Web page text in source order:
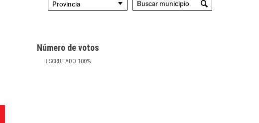
Número de votos
ESCRUTADO 100%